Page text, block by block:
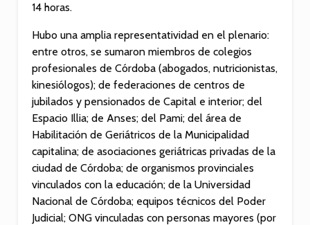
14 horas.
Hubo una amplia representatividad en el plenario:
entre otros, se sumaron miembros de colegios
profesionales de Córdoba (abogados, nutricionistas,
kinesiólogos); de federaciones de centros de
jubilados y pensionados de Capital e interior; del
Espacio Illia; de Anses; del Pami; del área de
Habilitación de Geriátricos de la Municipalidad
capitalina; de asociaciones geriátricas privadas de la
ciudad de Córdoba; de organismos provinciales
vinculados con la educación; de la Universidad
Nacional de Córdoba; equipos técnicos del Poder
Judicial; ONG vinculadas con personas mayores (por
Independent
A Guide to Safe
Play
Fußballwetten
leicht gemacht:
Beste Wettanbieter
ohne OASIS im Test
Best Online Casino
rakeback-